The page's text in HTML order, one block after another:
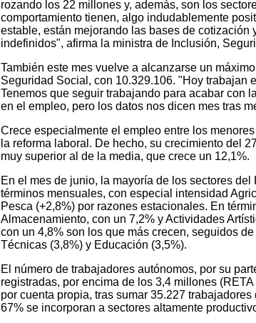
rozando los 22 millones y, además, son los
comportamiento tienen, algo indudablemente
estable, están mejorando las bases de cotización
indefinidos", afirma la ministra de Inclusión,
También este mes vuelve a alcanzarse un
Seguridad Social, con 10.329.106. "Hoy trabajan
Tenemos que seguir trabajando para acabar con
en el empleo, pero los datos nos dicen mes tras
Crece especialmente el empleo entre los
la reforma laboral. De hecho, su crecimiento del
muy superior al de la media, que crece un 12,1%.
En el mes de junio, la mayoría de los sectores
términos mensuales, con especial intensidad
Pesca (+2,8%) por razones estacionales. En
Almacenamiento, con un 7,2% y Actividades
con un 4,8% son los que más crecen, seguidos
Técnicas (3,8%) y Educación (3,5%).
El número de trabajadores autónomos, por su
registradas, por encima de los 3,4 millones
por cuenta propia, tras sumar 35.227
67% se incorporan a sectores altamente